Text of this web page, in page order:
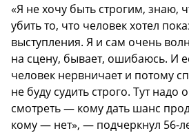
«Я не хочу быть строгим, знаю,
убить то, что человек хотел
выступления. Я и сам очень
на сцену, бывает, ошибаюсь. И
человек нервничает и потому
не буду судить строго. Тут надо
смотреть — кому дать шанс
кому — нет», — подчеркнул 56-